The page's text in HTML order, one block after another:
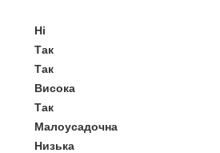
Ні
Так
Так
Висока
Так
Малоусадочна
Низька